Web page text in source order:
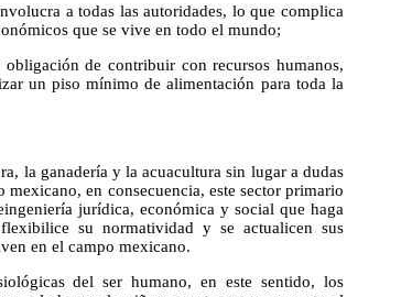
a todas las autoridades, lo que complica
que se vive en todo el mundo;
de contribuir con recursos humanos,
un piso mínimo de alimentación para toda la
la ganadería y la acuacultura sin lugar a dudas
en consecuencia, este sector primario
jurídica, económica y social que haga
su normatividad y se actualicen sus
en el campo mexicano.
del ser humano, en este sentido, los